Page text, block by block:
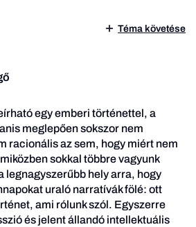
Téma követése
egy emberi történettel, a
meglepően sokszor nem
racionális az sem, hogy miért nem
sokkal többre vagyunk
legnagyszerűbb hely arra, hogy
uraló narratívák fölé: ott
ami rólunk szól. Egyszerre
és jelent állandó intellektuális